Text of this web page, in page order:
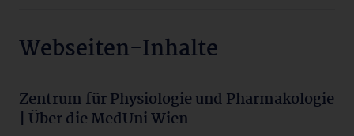
Webseiten-Inhalte
Zentrum für Physiologie und Pharmakologie
| Über die MedUni Wien